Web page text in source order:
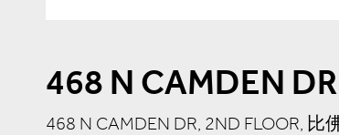
468 N CAMDEN DR
468 N CAMDEN DR, 2ND FLOOR, 比